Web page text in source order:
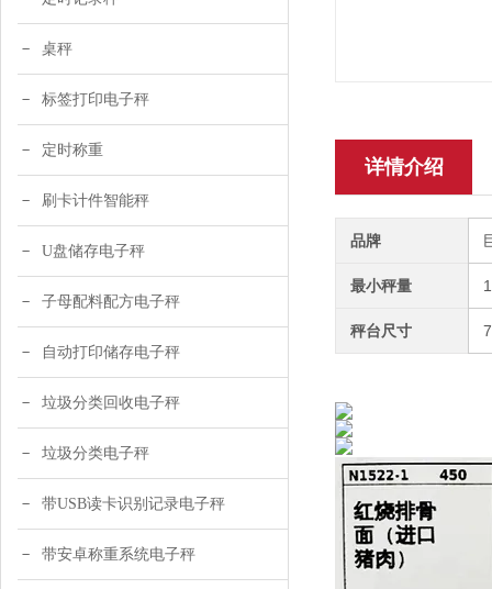
桌秤
标签打印电子秤
定时称重
刷卡计件智能秤
U盘储存电子秤
子母配料配方电子秤
自动打印储存电子秤
垃圾分类回收电子秤
垃圾分类电子秤
带USB读卡识别记录电子秤
带安卓称重系统电子秤
详情介绍
品牌
最小秤量
秤台尺寸